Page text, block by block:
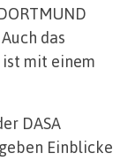
das
mit einem
DASA
Einblicke